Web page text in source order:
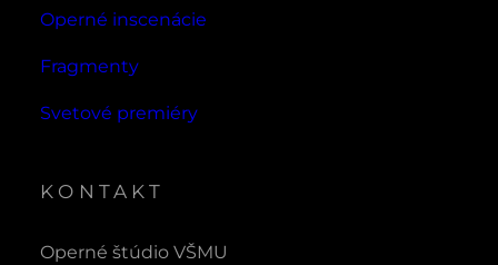
Operné inscenácie
Fragmenty
Svetové premiéry
KONTAKT
Operné štúdio VŠMU